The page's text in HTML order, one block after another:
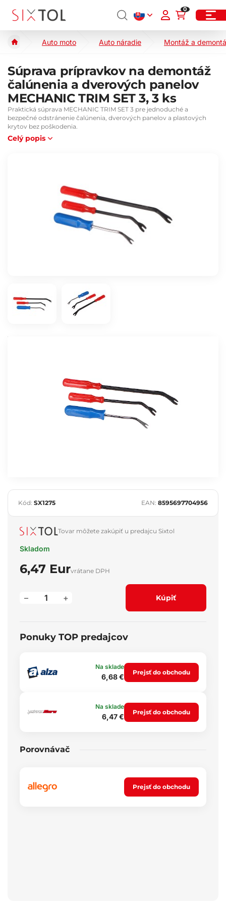
0
Auto moto Auto náradie Montáž a
Súprava prípravkov na demontáž
čalúnenia a dverových panelov
MECHANIC TRIM SET 3, 3 ks
Praktická súprava MECHANIC TRIM SET 3 pre jednoduché a
bezpečné odstránenie čalúnenia, dverových panelov a plastových
krytov bez poškodenia.
Celý popis
Kód: SX1275 EAN: 8595697704956
Tovar môžete zakúpiť u predajcu Sixtol
Skladom
6,47 Eurvrátane DPH
+
– Kúpiť
Ponuky TOP predajcov
Na sklade
6,68 €
Prejsť do obchodu
Na sklade
6,47 €
Prejsť do obchodu
Porovnávač
Prejsť do obchodu